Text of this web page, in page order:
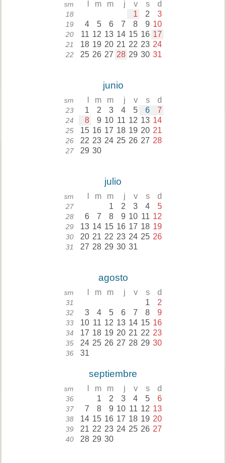
sm m m j v s d
18 1 2 3
19 4 5 6 7 8 9 10
20 11 12 13 14 15 16 17
21 18 19 20 21 22 23 24
22 25 26 27 28 29 30 31
junio
sm m m j v s d
23 1 2 3 4 5 6 7
24 8 9 10 11 12 13 14
25 15 16 17 18 19 20 21
26 22 23 24 25 26 27 28
27 29 30
julio
sm m m j v s d
27 1 2 3 4 5
28 6 7 8 9 10 11 12
29 13 14 15 16 17 18 19
30 20 21 22 23 24 25 26
31 27 28 29 30 31
agosto
sm m m j v s d
31 1 2
32 3 4 5 6 7 8 9
33 10 11 12 13 14 15 16
34 17 18 19 20 21 22 23
35 24 25 26 27 28 29 30
36 31
septiembre
sm m m j v s d
36 1 2 3 4 5 6
37 7 8 9 10 11 12 13
38 14 15 16 17 18 19 20
39 21 22 23 24 25 26 27
40 28 29 30